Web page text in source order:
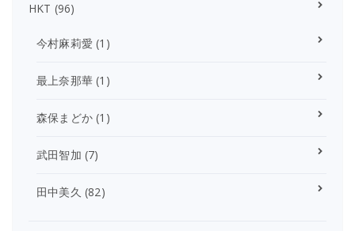
HKT (96)
今村麻莉愛 (1)
最上奈那華 (1)
森保まどか (1)
武田智加 (7)
田中美久 (82)